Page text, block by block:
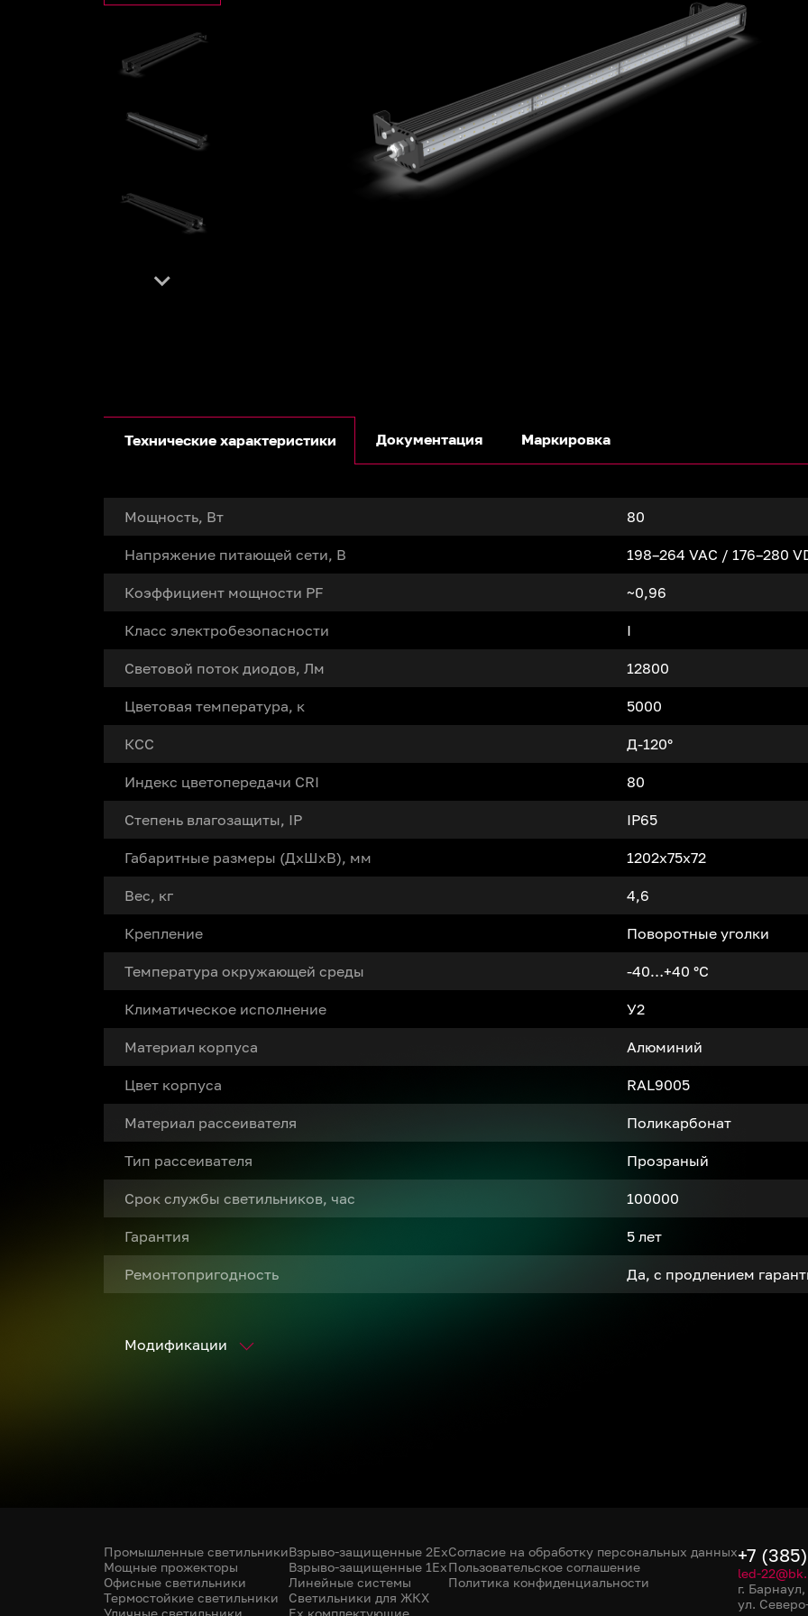
Технические характеристики Документация Маркировка
Мощность, Вт 80
Напряжение питающей сети, В 198–264 VAC / 176–280
Коэффициент мощности PF ~0,96
Класс электробезопасности I
Световой поток диодов, Лм 12800
Цветовая температура, к 5000
КСС Д-120°
Индекс цветопередачи CRI 80
Степень влагозащиты, IP IP65
Габаритные размеры (ДxШxВ), мм 1202x75x72
Вес, кг 4,6
Крепление Поворотные уголки
Температура окружающей среды -40…+40 °С
Климатическое исполнение У2
Материал корпуса Алюминий
Цвет корпуса RAL9005
Материал рассеивателя Поликарбонат
Тип рассеивателя Прозраный
Срок службы светильников, час 100000
Гарантия 5 лет
Ремонтопригодность Да, с продлением
Модификации
Промышленные светильники
Мощные прожекторы
Офисные светильники
Термостойкие светильники
Уличные светильники
Взрыво-защищенные 2Ex
Взрыво-защищенные 1Ex
Линейные системы
Светильники для ЖКХ
Ex комплектующие
Согласие на обработку персональных данных
Пользовательское соглашение
Политика конфиденциальности
+7
led-
г.
ул.